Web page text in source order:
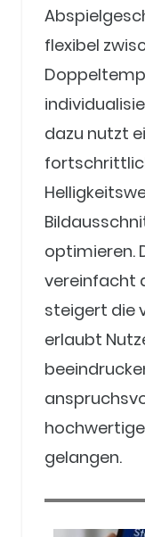
flexibel
dazu nutzt
optimieren.
vereinfacht
steigert die
erlaubt
gelangen.